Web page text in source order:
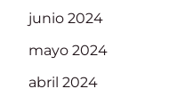
junio 2024
mayo 2024
abril 2024